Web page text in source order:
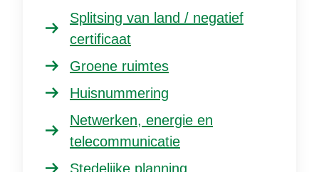
Splitsing van land / negatief
certificaat
Groene ruimtes
Huisnummering
Netwerken, energie en
telecommunicatie
Stedelijke planning